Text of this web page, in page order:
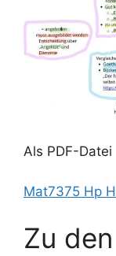
Als PDF-Datei
Mat7375 Hp
Zu